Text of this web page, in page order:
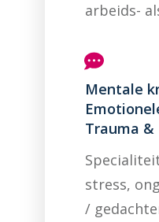
arbeids-
Mentale
Trauma &
stress,
/